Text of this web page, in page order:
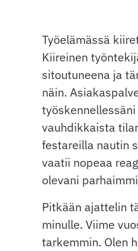
Työelämässä
Kiireinen
sitoutuneena ja
näin.
vauhdikkaista
festareilla nautin
vaatii nopeaa
olevani
Pitkään ajattelin
minulle. Viime
tarkemmin. Olen